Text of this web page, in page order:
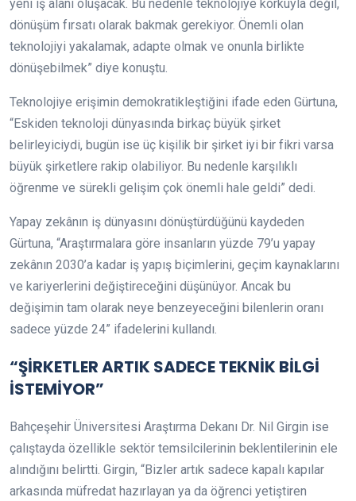
yeni iş alanı oluşacak. Bu nedenle teknolojiye korkuyla değil,
dönüşüm fırsatı olarak bakmak gerekiyor. Önemli olan
teknolojiyi yakalamak, adapte olmak ve onunla birlikte
dönüşebilmek” diye konuştu.
Teknolojiye erişimin demokratikleştiğini ifade eden Gürtuna,
“Eskiden teknoloji dünyasında birkaç büyük şirket
belirleyiciydi, bugün ise üç kişilik bir şirket iyi bir fikri varsa
büyük şirketlere rakip olabiliyor. Bu nedenle karşılıklı
öğrenme ve sürekli gelişim çok önemli hale geldi” dedi.
Yapay zekânın iş dünyasını dönüştürdüğünü kaydeden
Gürtuna, “Araştırmalara göre insanların yüzde 79’u yapay
zekânın 2030’a kadar iş yapış biçimlerini, geçim kaynaklarını
ve kariyerlerini değiştireceğini düşünüyor. Ancak bu
değişimin tam olarak neye benzeyeceğini bilenlerin oranı
sadece yüzde 24” ifadelerini kullandı.
“ŞİRKETLER ARTIK SADECE TEKNİK BİLGİ
İSTEMİYOR”
Bahçeşehir Üniversitesi Araştırma Dekanı Dr. Nil Girgin ise
çalıştayda özellikle sektör temsilcilerinin beklentilerinin ele
alındığını belirtti. Girgin, “Bizler artık sadece kapalı kapılar
arkasında müfredat hazırlayan ya da öğrenci yetiştiren